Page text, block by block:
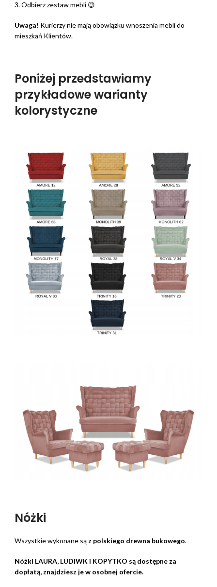
3. Odbierz zestaw mebli 😉
Uwaga! Kurierzy nie mają obowiązku wnoszenia mebli do
mieszkań Klientów.
Poniżej przedstawiamy
przykładowe warianty
kolorystyczne
Nóżki
Wszystkie wykonane są z polskiego drewna bukowego.
Nóżki LAURA, LUDIWK i KOPYTKO są dostępne za
dopłatą, znajdziesz je w osobnej ofercie.